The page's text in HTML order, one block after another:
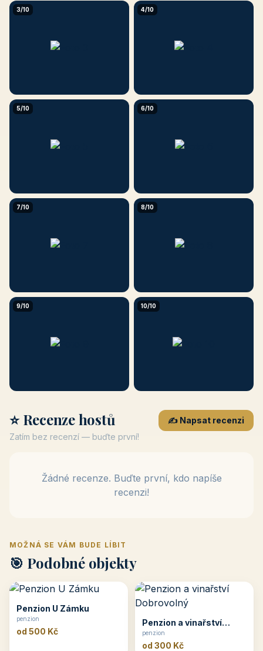
3/10 4/10
5/10 6/10
7/10 8/10
9/10 10/10
⭐ Recenze hostů
Zatím bez recenzí — buďte první!
✍️ Napsat recenzi
Žádné recenze. Buďte první, kdo napíše
recenzi!
MOŽNÁ SE VÁM BUDE LÍBIT
🎯 Podobné objekty
Penzion U Zámku
penzion
od 500 Kč
Penzion a vinařství
Dobrovolný
penzion
od 300 Kč